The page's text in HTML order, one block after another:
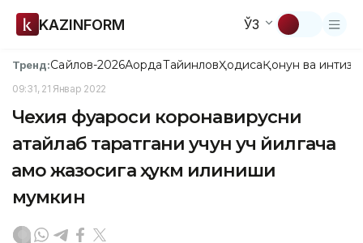
KAZINFORM ЎЗ
Тренд:Сайлов-2026АқордаТайинловҲодисаҚонун ва
09:31, 21 Январ 2022
Чехия фуқароси коронавирусни
атайлаб тарқатгани учун уч йилгача
қамоқ жазосига ҳукм қилиниши
мумкин